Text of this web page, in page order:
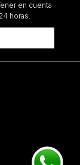
en cuenta
horas.